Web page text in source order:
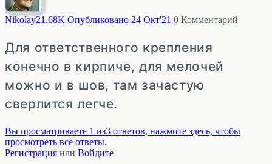
Nikolay21.68K Опубликовано 24 Окт'21 0 Комментарий
Для ответственного крепления
конечно в кирпиче, для мелочей
можно и в шов, там зачастую
сверлится легче.
Вы просматриваете 1 из3 ответов, нажмите здесь, чтобы
просмотреть все ответы.
Регистрация или Войдите